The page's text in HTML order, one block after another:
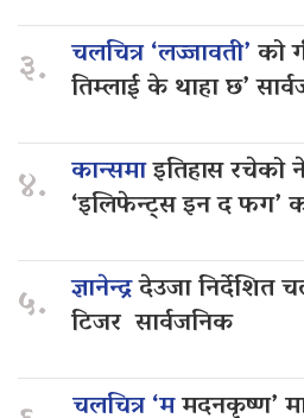
३. चलचित्र ‘लज्जावती’को
तिम्लाई के थाहा छ’
४. कान्समाइतिहास रचेको
‘इलिफेन्ट्स इन द फग’
५. ज्ञानेन्द्रदेउजा निर्देशित
टिजर सार्वजनिक
चलचित्र ‘ममदनकृष्ण’